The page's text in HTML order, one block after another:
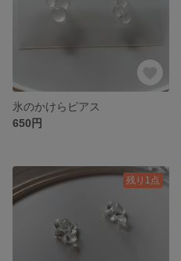
氷のかけらピアス
650円
残り1点